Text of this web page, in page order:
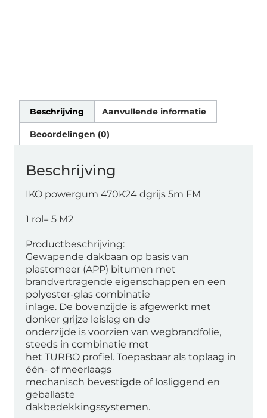
Beschrijving Aanvullende informatie
Beoordelingen (0)
Beschrijving
IKO powergum 470K24 dgrijs 5m FM
1 rol= 5 M2
Productbeschrijving:
Gewapende dakbaan op basis van
plastomeer (APP) bitumen met
brandvertragende eigenschappen en een
polyester-glas combinatie
inlage. De bovenzijde is afgewerkt met
donker grijze leislag en de
onderzijde is voorzien van wegbrandfolie,
steeds in combinatie met
het TURBO profiel. Toepasbaar als toplaag in
één- of meerlaags
mechanisch bevestigde of losliggend en
geballaste
dakbedekkingssystemen.